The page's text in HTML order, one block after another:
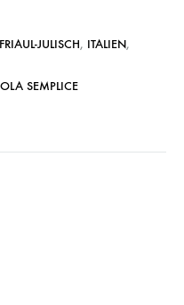
JULISCH, ITALIEN,
SEMPLICE